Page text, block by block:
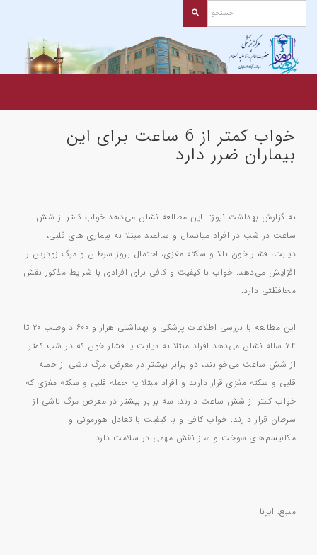
خواب کمتر از 6 ساعت برای این
بیماران ضرر دارد
به گزارش بهداشت نیوز: این مطالعه نشان می‌دهد خواب کمتر از شش
ساعت در شب در افراد میانسال و سالمند مبتلا به بیماری های قلبی،
دیابت، فشار خون بالا و سکته مغزی، احتمال بروز سرطان و مرگ زودرس را
افزایش می‌دهد. خواب با کیفیت و کافی برای افرادی با شرایط مذکور نقش
محافظتی دارد.
این مطالعه با بررسی اطلاعات پزشکی و بهداشتی هزار و ۶۰۰ داوطلب ۲۰ تا
۷۴ ساله نشان می‌دهد افراد مبتلا به دیابت یا فشار خون که در شب کمتر
از شش ساعت می‌خوابند، دو برابر بیشتر در معرض مرگ ناشی از حمله
قلبی و سکته مغزی قرار دارند و افراد مبتلا یه حمله قلبی و سکته مغزی که
خواب کمتر از شش ساعت دارند، ‌سه برابر بیشتر در معرض مرگ ناشی از
سرطان قرار دارند. خواب کافی و با کیفیت با تعادل هورمونی و
مکانیسم‌های سوخت و ساز نقش مهمی در سلامت دارد.
منبع: ایرنا